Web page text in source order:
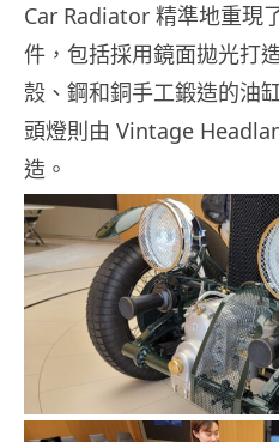
Car Radiator 精準地重現
件，包括採用鏡面拋光打
殼、鋼和銅手工鍛造的油
頭燈則由 Vintage
造。